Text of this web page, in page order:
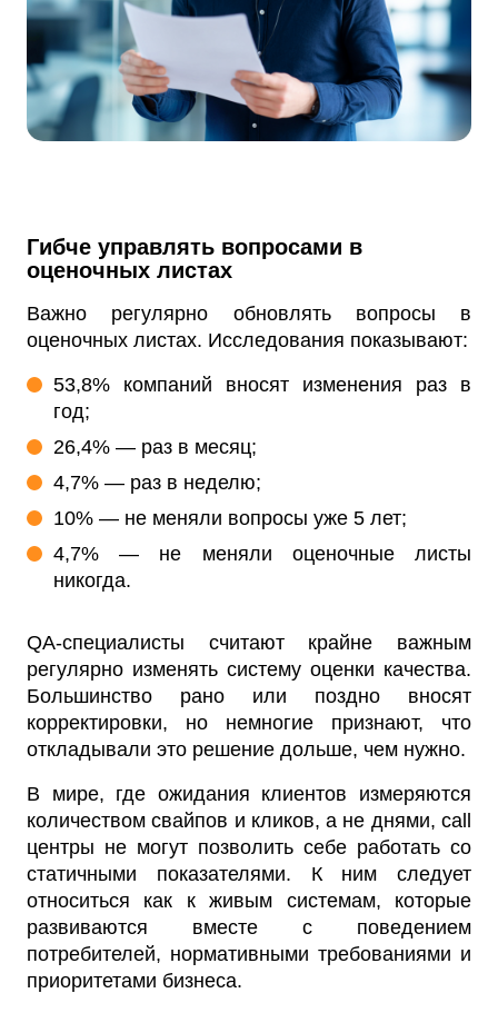
Гибче управлять вопросами в
оценочных листах
Важно регулярно обновлять вопросы в
оценочных листах. Исследования показывают:
53,8% компаний вносят изменения раз в
год;
26,4% — раз в месяц;
4,7% — раз в неделю;
10% — не меняли вопросы уже 5 лет;
4,7% — не меняли оценочные листы
никогда.
QA-специалисты считают крайне важным
регулярно изменять систему оценки качества.
Большинство рано или поздно вносят
корректировки, но немногие признают, что
откладывали это решение дольше, чем нужно.
В мире, где ожидания клиентов измеряются
количеством свайпов и кликов, а не днями, call
центры не могут позволить себе работать со
статичными показателями. К ним следует
относиться как к живым системам, которые
развиваются вместе с поведением
потребителей, нормативными требованиями и
приоритетами бизнеса.